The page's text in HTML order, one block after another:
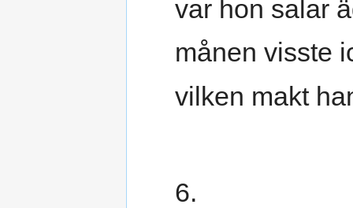
var hon salar
månen visste
vilken makt
6.